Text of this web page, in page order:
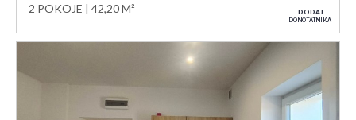
2 POKOJE 42,20 M² DODAJ
DO NOTATNIKA